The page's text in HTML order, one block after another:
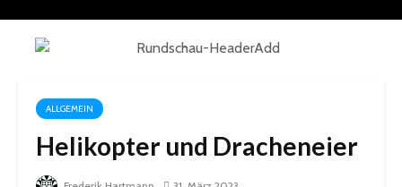
ALLGEMEIN
Helikopter und Dracheneier